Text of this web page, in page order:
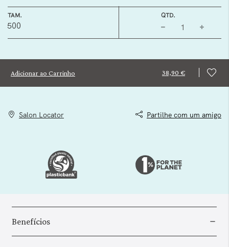
Adicionar ao Carrinho 38,90 €
TAM. QTD.
500
Salon Locator Partilhe com um amigo
Benefícios